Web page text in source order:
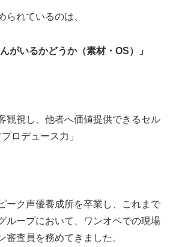
られているのは、
がいるかどうか（素材・OS）」
観視し、他者へ価値提供できるセル
プロデュース力」
ーク声優養成所を卒業し、これまで
ループにおいて、ワンオペでの現場
審査員を務めてきました。